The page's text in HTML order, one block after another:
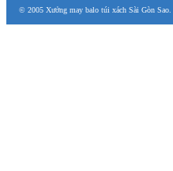
© 2005 Xưởng may balo túi xách Sài Gòn Sao.